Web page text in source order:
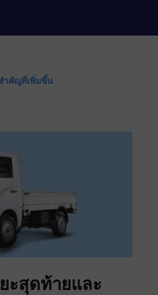
ำคัญที่เพิ่มขึ้น
ะสุดท้ายและ